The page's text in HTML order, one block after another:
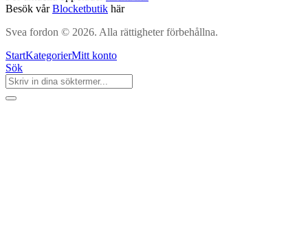
Besök vårBlocketbutik här
Svea fordon © 2026. Alla rättigheter förbehållna.
StartKategorierMitt konto
Sök